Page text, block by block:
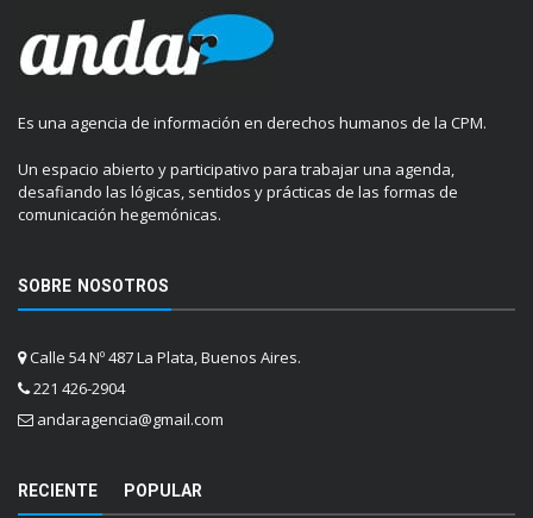
Es una agencia de información en derechos humanos de la CPM.
Un espacio abierto y participativo para trabajar una agenda,
desafiando las lógicas, sentidos y prácticas de las formas de
comunicación hegemónicas.
SOBRE NOSOTROS
Calle 54 Nº 487 La Plata, Buenos Aires.
221 426-2904
andaragencia@gmail.com
RECIENTE POPULAR